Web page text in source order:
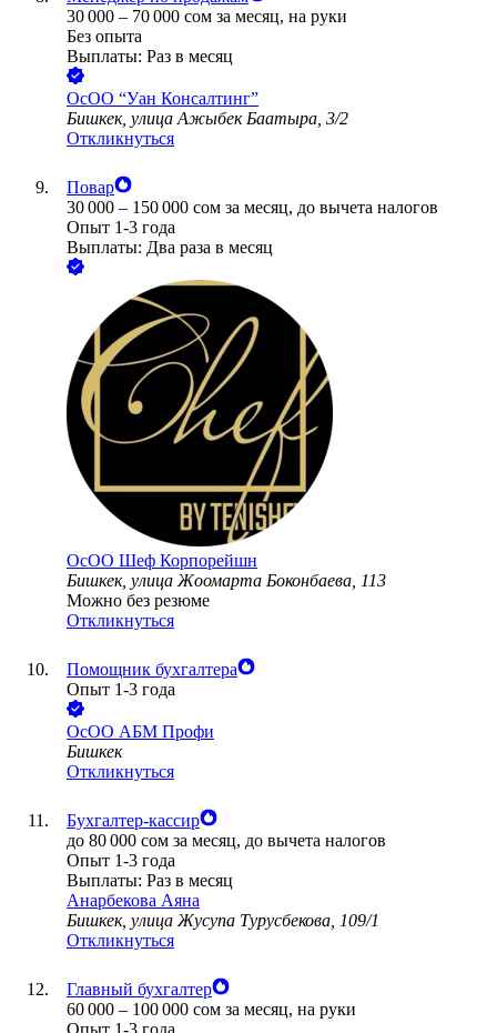
30 000 – 70 000 сом за месяц, на руки
Без опыта
Выплаты: Раз в месяц
ОсОО “Уан Консалтинг”
Бишкек, улица Ажыбек Баатыра, 3/2
Откликнуться
Повар
30 000 – 150 000 сом за месяц, до вычета налогов
Опыт 1-3 года
Выплаты: Два раза в месяц
ОсОО Шеф Корпорейшн
Бишкек, улица Жоомарта Боконбаева, 113
Можно без резюме
Откликнуться
Помощник бухгалтера
Опыт 1-3 года
ОсОО АБМ Профи
Бишкек
Откликнуться
Бухгалтер-кассир
до 80 000 сом за месяц, до вычета налогов
Опыт 1-3 года
Выплаты: Раз в месяц
Анарбекова Аяна
Бишкек, улица Жусупа Турусбекова, 109/1
Откликнуться
Главный бухгалтер
60 000 – 100 000 сом за месяц, на руки